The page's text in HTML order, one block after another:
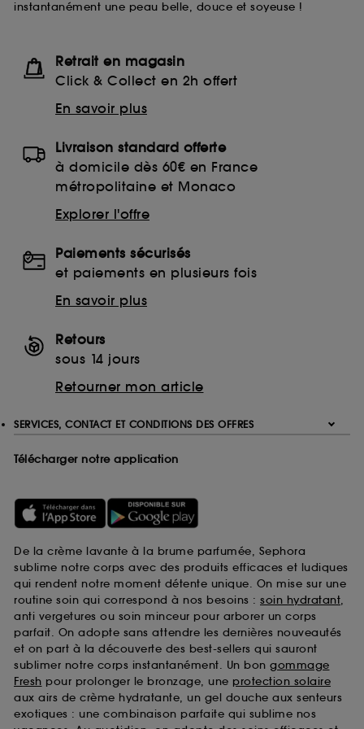
instantanément une peau belle, douce et soyeuse !
Retrait en magasin
Click & Collect en 2h offert
En savoir plus
Livraison standard offerte
à domicile dès 60€ en France
métropolitaine et Monaco
Explorer l'offre
Paiements sécurisés
et paiements en plusieurs fois
En savoir plus
Retours
sous 14 jours
Retourner mon article
SERVICES, CONTACT ET CONDITIONS DES OFFRES
Télécharger notre application
De la crème lavante à la brume parfumée, Sephora
sublime notre corps avec des produits efficaces et ludiques
qui rendent notre moment détente unique. On mise sur une
routine soin qui correspond à nos besoins : soin hydratant,
anti vergetures ou soin minceur pour arborer un corps
parfait. On adopte sans attendre les dernières nouveautés
et on part à la découverte des best-sellers qui sauront
sublimer notre corps instantanément. Un bon gommage
Fresh pour prolonger le bronzage, une protection solaire
aux airs de crème hydratante, un gel douche aux senteurs
exotiques : une combinaison parfaite qui sublime nos
lecture de ces traceurs requiert votre accord. Vous
choix" ci-dessous ou décider de "tout accepter".
Sephora pourra associer les informations de
navigation collectées par ces Cookies, pour les
collectées ou générées lors de votre activité en ligne
sur "continuer sans accepter". Voous pouvez à tout
moment choisir de retirer votrte consentement. Si vous
utilisés, cliquez ici.